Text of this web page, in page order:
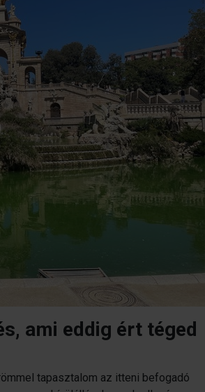
ami eddig ért téged
tapasztalom az itteni befogadó